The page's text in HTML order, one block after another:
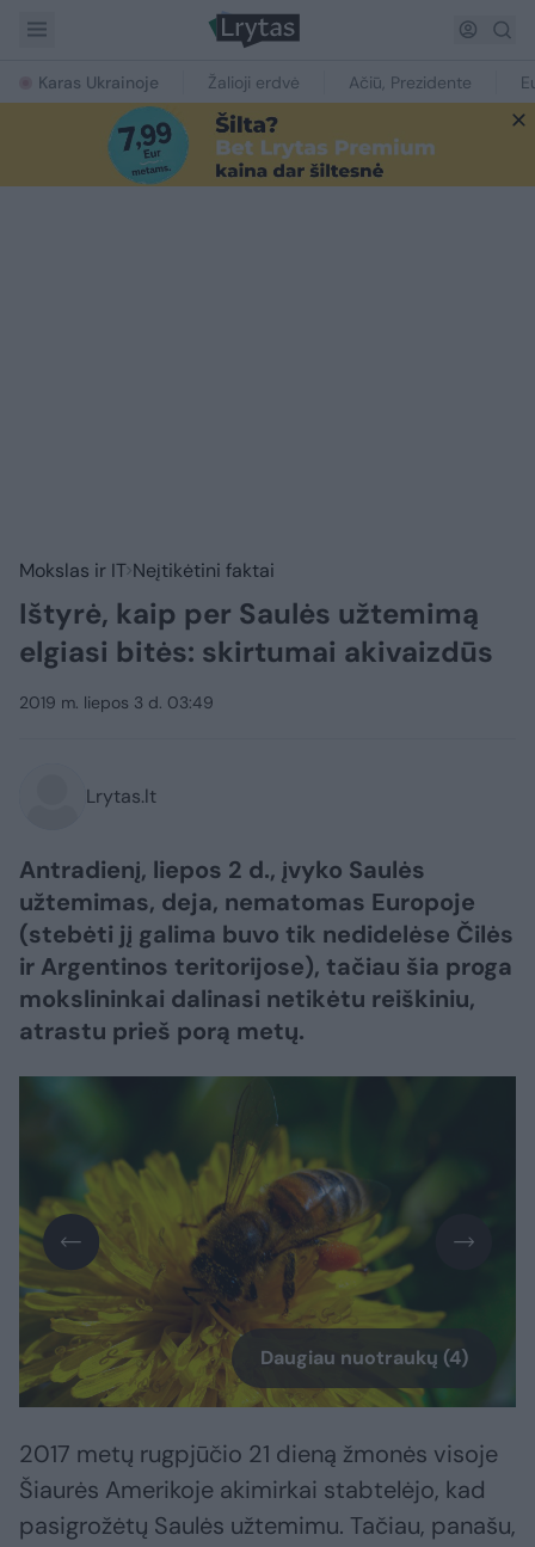
Karas Ukrainoje Žalioji erdvė Ačiū, Prezidente
Mokslas ir IT Neįtikėtini faktai
Ištyrė, kaip per Saulės užtemimą
elgiasi bitės: skirtumai akivaizdūs
2019 m. liepos 3 d. 03:49
Lrytas.lt
Antradienį, liepos 2 d., įvyko Saulės
užtemimas, deja, nematomas Europoje
(stebėti jį galima buvo tik nedidelėse Čilės
ir Argentinos teritorijose), tačiau šia proga
mokslininkai dalinasi netikėtu reiškiniu,
atrastu prieš porą metų.
Daugiau nuotraukų (4)
2017 metų rugpjūčio 21 dieną žmonės visoje
Šiaurės Amerikoje akimirkai stabtelėjo, kad
pasigrožėtų Saulės užtemimu. Tačiau, panašu,